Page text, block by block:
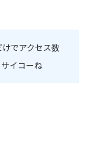
でアクセス数
イコーね